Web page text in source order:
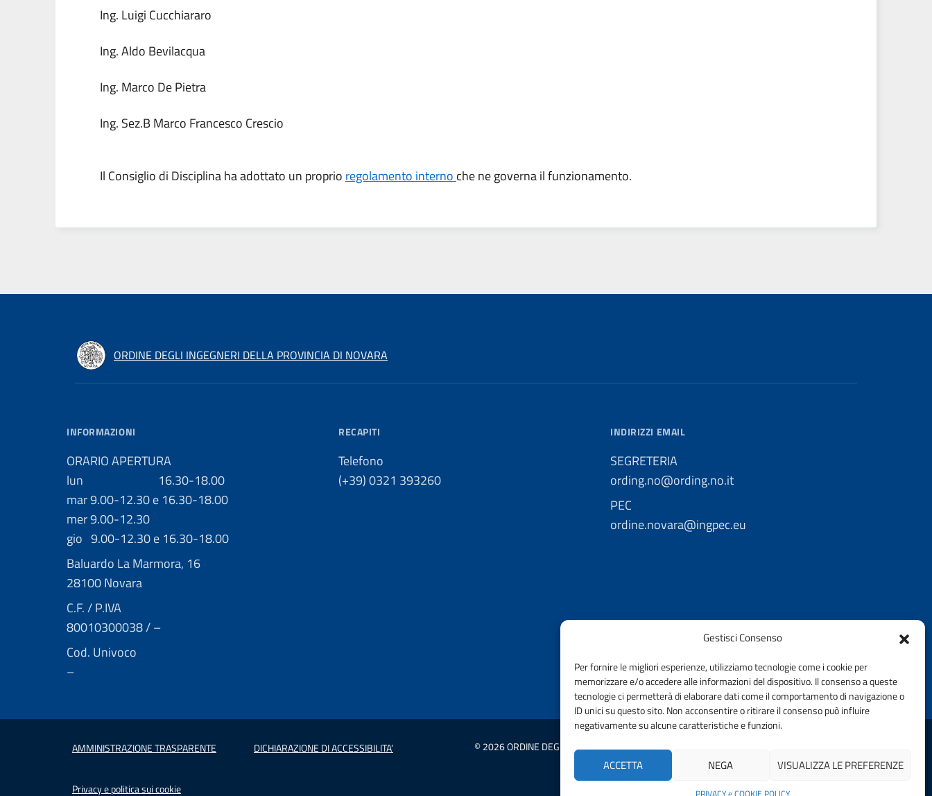
Gestisci Consenso
Per fornire le migliori esperienze, utilizziamo tecnologie come i cookie per
memorizzare e/o accedere alle informazioni del dispositivo. Il consenso a queste
tecnologie ci permetterà di elaborare dati come il comportamento di navigazione o
ID unici su questo sito. Non acconsentire o ritirare il consenso può influire
negativamente su alcune caratteristiche e funzioni.
ACCETTA NEGA VISUALIZZA LE PREFERENZE
Ing. Luigi Cucchiararo
Ing. Aldo Bevilacqua
Ing. Marco De Pietra
Ing. Sez.B Marco Francesco Crescio
Il Consiglio di Disciplina ha adottato un proprio regolamento interno che ne governa il funzionamento.
ORDINE DEGLI INGEGNERI DELLA PROVINCIA DI NOVARA
INFORMAZIONI
ORARIO APERTURA
lun 16.30-18.00
mar 9.00-12.30 e 16.30-18.00
mer 9.00-12.30
gio 9.00-12.30 e 16.30-18.00
Baluardo La Marmora, 16
28100 Novara
C.F. / P.IVA
80010300038 / –
Cod. Univoco
–
RECAPITI
Telefono
(+39) 0321 393260
INDIRIZZI EMAIL
SEGRETERIA
ording.no@ording.no.it
PEC
ordine.novara@ingpec.eu
AMMINISTRAZIONE TRASPARENTE DICHIARAZIONE DI ACCESSIBILITA’
Privacy e politica sui cookie
© 2026 ORDINE DEGLI INGEGNERI DELLA PROVINCIA DI NOVARA | FONDAZIONE CNI